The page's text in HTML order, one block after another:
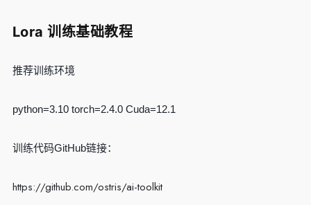
Lora 训练基础教程
推荐训练环境
python=3.10 torch=2.4.0 Cuda=12.1
训练代码GitHub链接：
https://github.com/ostris/ai-toolkit